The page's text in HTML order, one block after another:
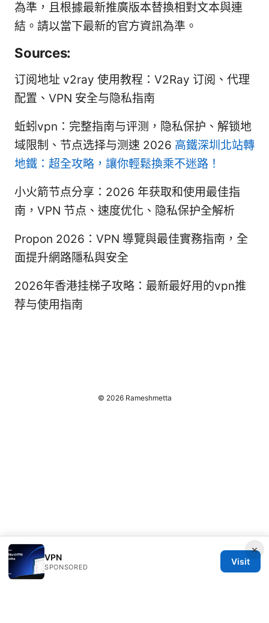
為準，且根據最新推廣版本替換相對文本與連
結。請以當下最新的官方資訊為準。
Sources:
订阅地址 v2ray 使用教程：V2Ray 订阅、代理
配置、VPN 安全与隐私指南
蚯蚓vpn：完整指南与评测，隐私保护、解锁地
域限制、节点选择与测速 2026 高鐵深圳北站轉
地鐵：超全攻略，讓你輕鬆換乘不迷路！
小火箭节点分享：2026 年获取和使用最佳指
南，VPN 节点、速度优化、隐私保护全解析
Propon 2026：VPN 導覽與最佳實務指南，全
面提升網路隱私與安全
2026年香港挂梯子攻略：最新最好用的vpn推
荐与使用指南
×
VPN
SPONSORED
Visit
© 2026 Rameshmetta